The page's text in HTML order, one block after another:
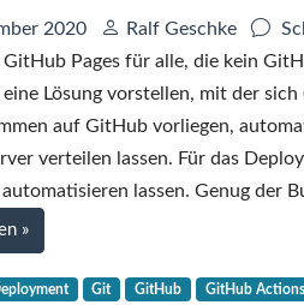
2020 Autor:
Ralf Geschke
Pages für alle, die kein
Lösung vorstellen, mit der
auf GitHub vorliegen,
verteilen lassen. Für das
lassen. Genug der
bei
Verteiltes
Deployment
»
Git GitHub GitHub Actions